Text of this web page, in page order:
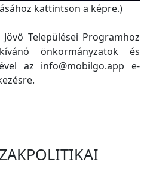
kattintson a képre.)
Települései Programhoz
önkormányzatok és
az info@mobilgo.app e-